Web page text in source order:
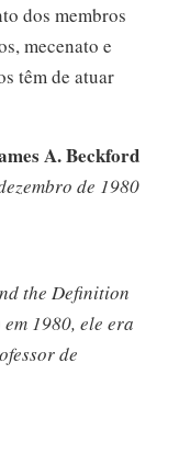
dos membros
mecenato e
têm de atuar
A. Beckford
de 1980
the Definition
em 1980, ele era
de